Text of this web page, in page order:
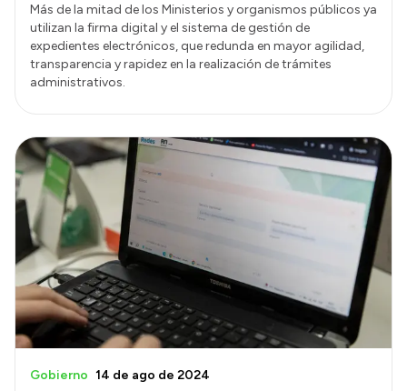
Intranet
Login
Más de la mitad de los Ministerios y organismos públicos ya
utilizan la firma digital y el sistema de gestión de
expedientes electrónicos, que redunda en mayor agilidad,
transparencia y rapidez en la realización de trámites
administrativos.
Gobierno 14 de ago de 2024